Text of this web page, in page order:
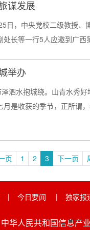
谋发展
日，中央党校二级教授、
长等一行5人应邀到广西
举办
泗水抱城绕。山青水秀
是收获的季节，正所谓
页 1 2 3 下一页
| 今日要闻 | 独家报
中华人民共和国信息产